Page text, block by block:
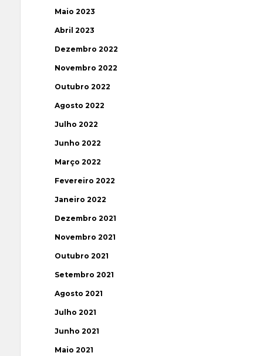
Maio 2023
Abril 2023
Dezembro 2022
Novembro 2022
Outubro 2022
Agosto 2022
Julho 2022
Junho 2022
Março 2022
Fevereiro 2022
Janeiro 2022
Dezembro 2021
Novembro 2021
Outubro 2021
Setembro 2021
Agosto 2021
Julho 2021
Junho 2021
Maio 2021